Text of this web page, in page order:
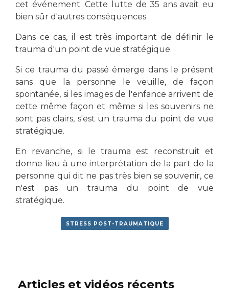
Articles et vidéos récents
cet événement. Cette lutte de 35 ans avait eu
bien sûr d'autres conséquences
Dans ce cas, il est très important de définir le
trauma d'un point de vue stratégique.
Si ce trauma du passé émerge dans le présent
sans que la personne le veuille, de façon
spontanée, si les images de l'enfance arrivent de
cette même façon et même si les souvenirs ne
sont pas clairs, s'est un trauma du point de vue
stratégique.
En revanche, si le trauma est reconstruit et
donne lieu à une interprétation de la part de la
personne qui dit ne pas très bien se souvenir, ce
n'est pas un trauma du point de vue
stratégique.
STRESS POST-TRAUMATIQUE